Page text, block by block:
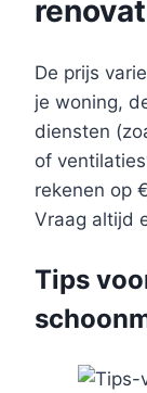
De prijs
je woning,
diensten
of
rekenen op
Vraag altijd
Tips